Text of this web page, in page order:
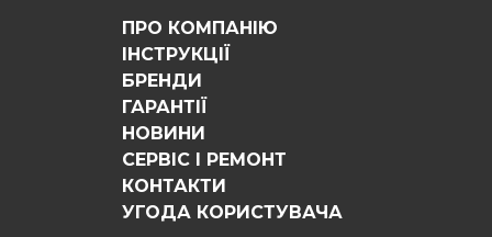
ПРО КОМПАНІЮ
ІНСТРУКЦІЇ
БРЕНДИ
ГАРАНТІЇ
НОВИНИ
СЕРВІС І РЕМОНТ
КОНТАКТИ
УГОДА КОРИСТУВАЧА